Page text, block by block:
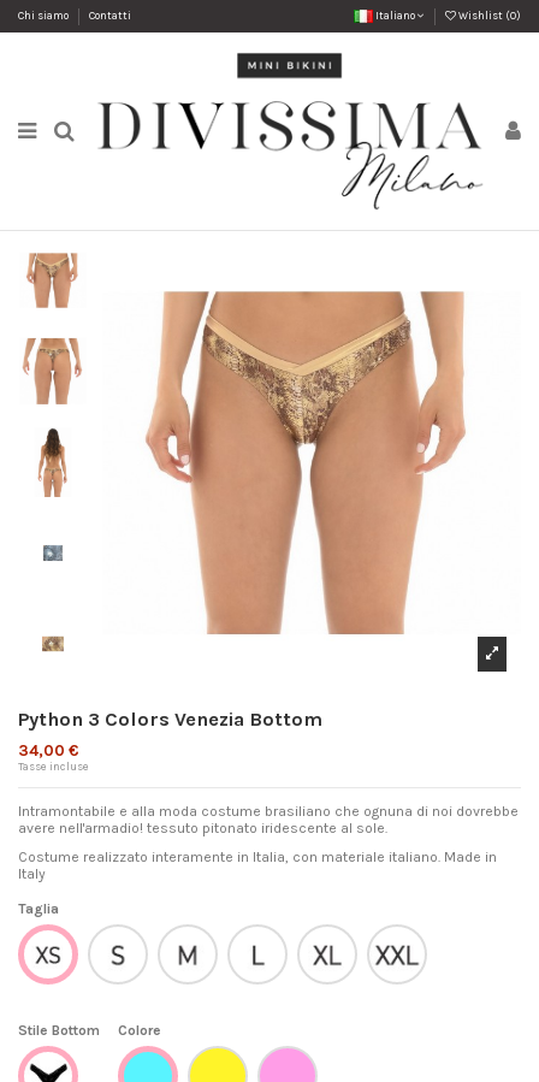
Chi siamo Contatti Italiano Wishlist (0)
Python 3 Colors Venezia Bottom
34,00 €
Tasse incluse
Intramontabile e alla moda costume brasiliano che ognuna di noi dovrebbe
avere nell'armadio! tessuto pitonato iridescente al sole.
Costume realizzato interamente in Italia, con materiale italiano. Made in
Italy
Taglia
XS
XXL
Stile Bottom
Venezia
Colore
AZZURRO
Giallo Rosa